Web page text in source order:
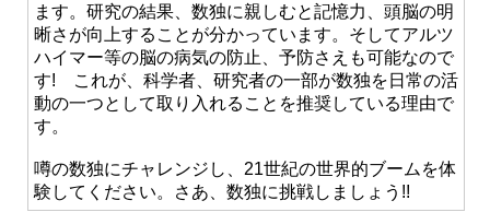
ます。研究の結果、数独に親しむと記憶力、頭脳の明
晰さが向上することが分かっています。そしてアルツ
ハイマー等の脳の病気の防止、予防さえも可能なので
す! これが、科学者、研究者の一部が数独を日常の活
動の一つとして取り入れることを推奨している理由で
す。
噂の数独にチャレンジし、21世紀の世界的ブームを体
験してください。さあ、数独に挑戦しましょう!!